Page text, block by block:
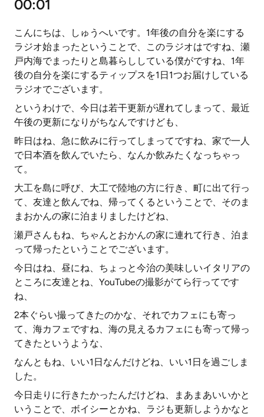
00:01
こんにちは、しゅうへいです。1年後の自分を楽にする
ラジオ始まったということで、このラジオはですね、瀬
戸内海でまったりと島暮らししている僕がですね、1年
後の自分を楽にするティップスを1日1つお届けしている
ラジオでございます。
というわけで、今日は若干更新が遅れてしまって、最近
午後の更新になりがちなんですけども、
昨日はね、急に飲みに行ってしまってですね、家で一人
で日本酒を飲んでいたら、なんか飲みたくなっちゃっ
て。
大工を島に呼び、大工で陸地の方に行き、町に出て行っ
て、友達と飲んでね、帰ってくるということで、そのま
まおかんの家に泊まりましたけどね、
瀬戸さんもね、ちゃんとおかんの家に連れて行き、泊ま
って帰ったということでございます。
今日はね、昼にね、ちょっと今治の美味しいイタリアの
ところに友達とね、YouTubeの撮影がてら行ってです
ね、
2本ぐらい撮ってきたのかな、それでカフェにも寄っ
て、海カフェですね、海の見えるカフェにも寄って帰っ
てきたというような、
なんともね、いい1日なんだけどね、いい1日を過ごしま
した。
今日走りに行きたかったんだけどね、まあまあいいかと
いうことで、ボイシーとかね、ラジも更新しようかなと